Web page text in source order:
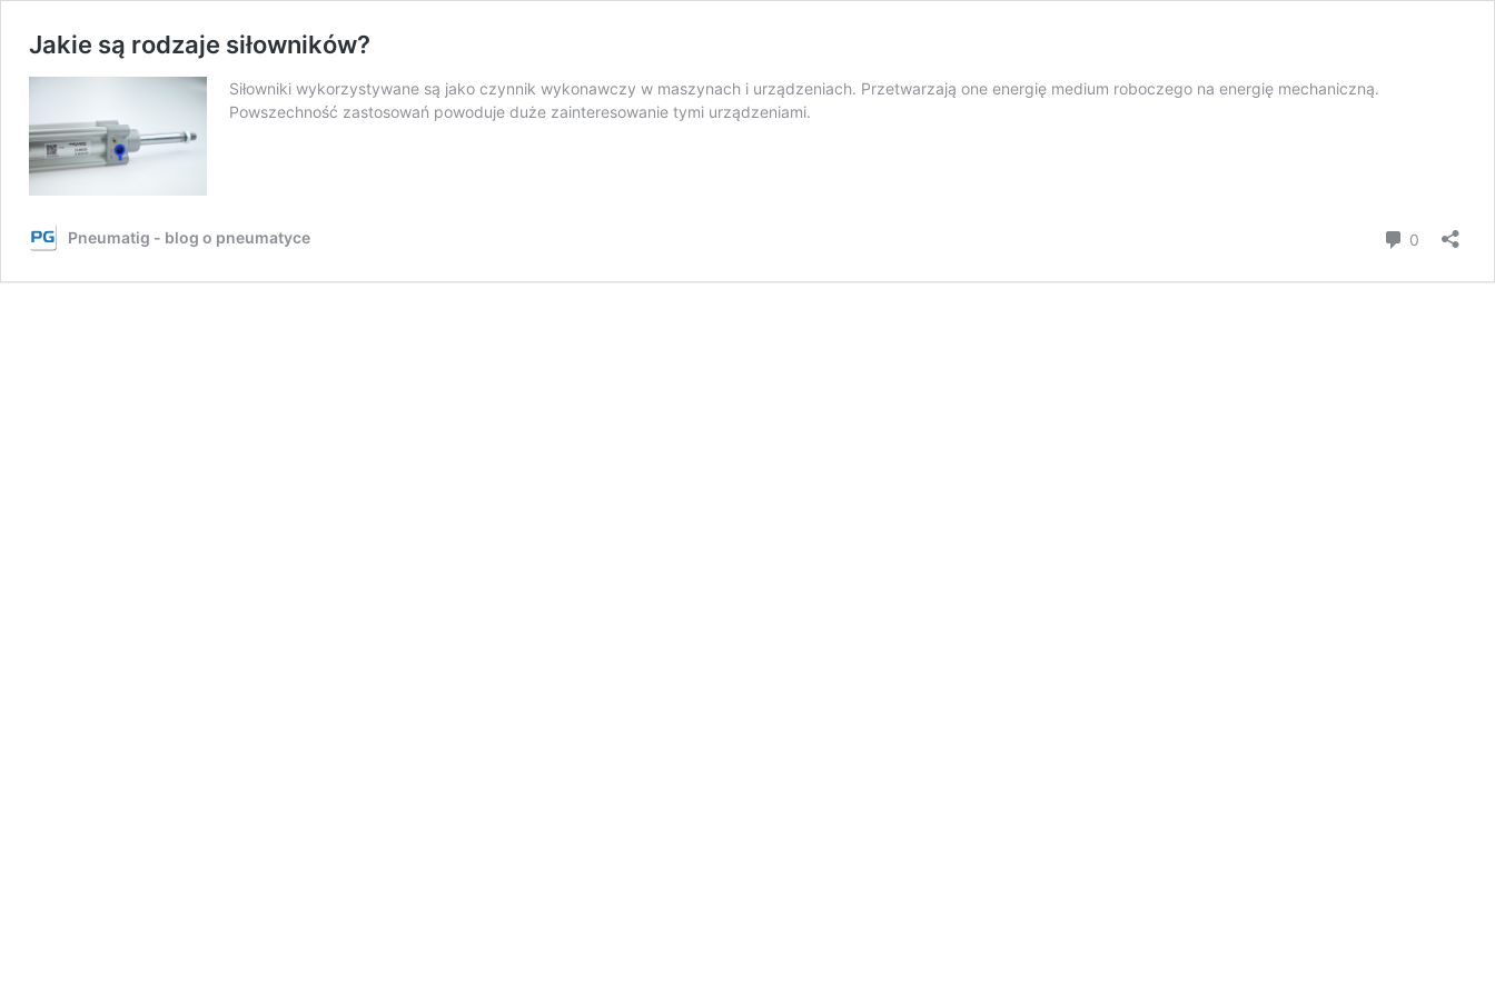
Jakie są rodzaje siłowników?
Siłowniki wykorzystywane są jako czynnik wykonawczy w maszynach i urządzeniach. Przetwarzają one energię medium roboczego na energię mechaniczną.
Powszechność zastosowań powoduje duże zainteresowanie tymi urządzeniami.
Pneumatig - blog o pneumatyce 0 Comments